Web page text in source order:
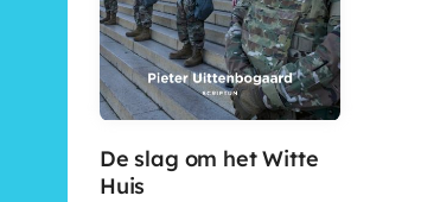
De slag om het Witte
Huis